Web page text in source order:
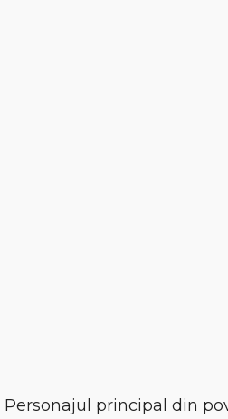
Personajul principal din